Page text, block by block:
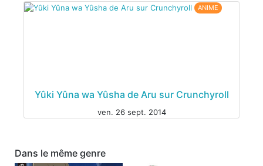
ANIME
Yûki Yûna wa Yûsha de Aru sur Crunchyroll
ven. 26 sept. 2014
Dans le même genre